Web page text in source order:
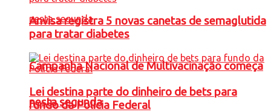
Campanha Nacional de Multivacinação começa
nesta segunda
Anvisa registra 5 novas canetas de semaglutida
para tratar diabetes
Lei destina parte do dinheiro de bets para
fundo da Polícia Federal